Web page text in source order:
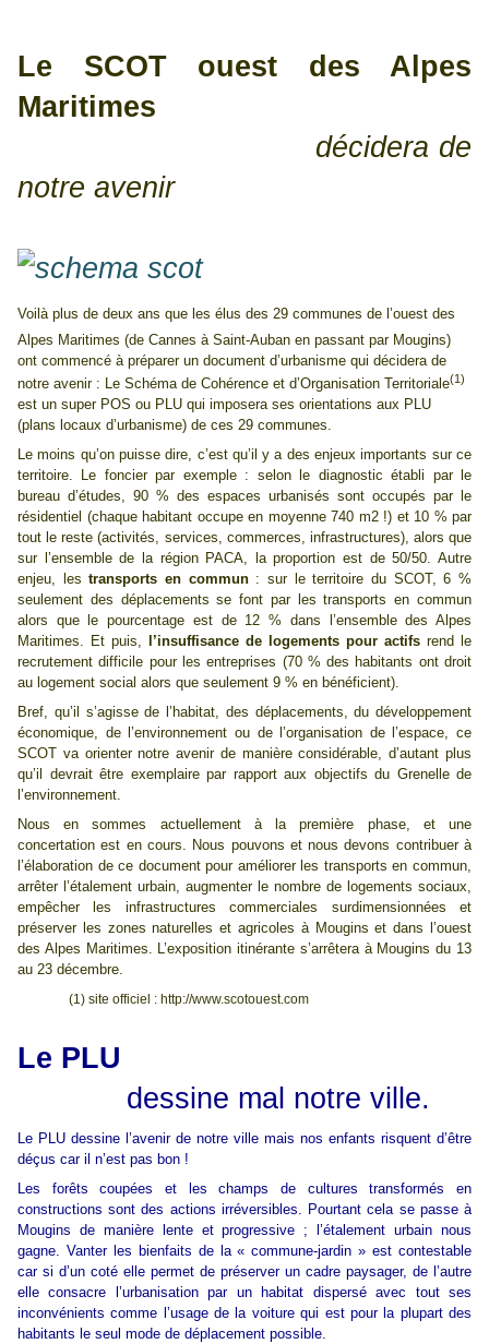
Le SCOT ouest des Alpes
Maritimes
décidera de
notre avenir
Voilà plus de deux ans que les élus des 29 communes de l’ouest des
Alpes Maritimes (de Cannes à Saint-Auban en passant par Mougins)
ont commencé à préparer un document d’urbanisme qui décidera de
notre avenir : Le Schéma de Cohérence et d’Organisation Territoriale(1)
est un super POS ou PLU qui imposera ses orientations aux PLU
(plans locaux d’urbanisme) de ces 29 communes.
Le moins qu’on puisse dire, c’est qu’il y a des enjeux importants sur ce
territoire. Le foncier par exemple : selon le diagnostic établi par le
bureau d’études, 90 % des espaces urbanisés sont occupés par le
résidentiel (chaque habitant occupe en moyenne 740 m2 !) et 10 % par
tout le reste (activités, services, commerces, infrastructures), alors que
sur l’ensemble de la région PACA, la proportion est de 50/50. Autre
enjeu, lestransports en commun : sur le territoire du SCOT, 6 %
seulement des déplacements se font par les transports en commun
alors que le pourcentage est de 12 % dans l’ensemble des Alpes
Maritimes. Et puis,
l’insuffisance de logements pour actifs rend le
recrutement difficile pour les entreprises (70 % des habitants ont droit
au logement social alors que seulement 9 % en bénéficient).
Bref, qu’il s’agisse de l’habitat, des déplacements, du développement
économique, de l’environnement ou de l’organisation de l’espace, ce
SCOT va orienter notre avenir de manière considérable, d’autant plus
qu’il devrait être exemplaire par rapport aux objectifs du Grenelle de
l’environnement.
Nous en sommes actuellement à la première phase, et une
concertation est en cours. Nous pouvons et nous devons contribuer à
l’élaboration de ce document pour améliorer les transports en commun,
arrêter l’étalement urbain, augmenter le nombre de logements sociaux,
empêcher les infrastructures commerciales surdimensionnées et
préserver les zones naturelles et agricoles à Mougins et dans l’ouest
des Alpes Maritimes. L’exposition itinérante s’arrêtera à Mougins du 13
au 23 décembre.
(1) site officiel : http://www.scotouest.com
Le PLU
dessine mal notre ville.
Le PLU dessine l’avenir de notre ville mais nos enfants risquent d’être
déçus car il n’est pas bon !
Les forêts coupées et les champs de cultures transformés en
constructions sont des actions irréversibles. Pourtant cela se passe à
Mougins de manière lente et progressive ; l’étalement urbain nous
gagne. Vanter les bienfaits de la « commune-jardin » est contestable
car si d’un coté elle permet de préserver un cadre paysager, de l’autre
elle consacre l’urbanisation par un habitat dispersé avec tout ses
inconvénients comme l’usage de la voiture qui est pour la plupart des
habitants le seul mode de déplacement possible.